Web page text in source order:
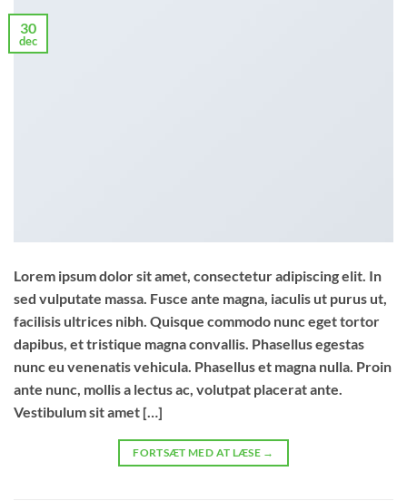
30
dec
Lorem ipsum dolor sit amet, consectetur adipiscing elit. In
sed vulputate massa. Fusce ante magna, iaculis ut purus ut,
facilisis ultrices nibh. Quisque commodo nunc eget tortor
dapibus, et tristique magna convallis. Phasellus egestas
nunc eu venenatis vehicula. Phasellus et magna nulla. Proin
ante nunc, mollis a lectus ac, volutpat placerat ante.
Vestibulum sit amet […]
FORTSÆT MED AT LÆSE →